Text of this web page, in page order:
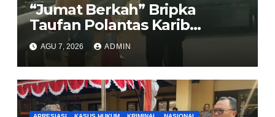
“Jumat Berkah” Bripka
Taufan Polantas Karib
Bagikan Nasi Kotak untuk
Sopir Truk yang Mogok di KM
00 Pondok Aren
AGU 7, 2026 ADMIN